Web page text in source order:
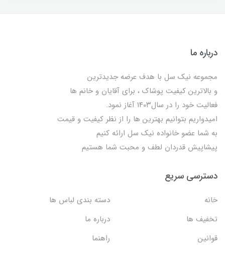
درباره ما
مجموعه نیک سل با هدف عرضه جدیدترین
و بالاترین کیفیت پوشاک ، برای آقایان و خانم ها
فعالیت خود را در سال۱۴۰۳ آغاز نمود.
امیدواریم بتوانیم بهترین ها را از نظر کیفیت و قیمت
به شما عضو خانواده نیک سل ارائه کنیم
پیشاپیش قدردان لطف و محبت شما هستیم
دسترسی سریع
خانه
دسته بندی لباس ها
تخفیف ها
درباره ما
قوانین
راهنما